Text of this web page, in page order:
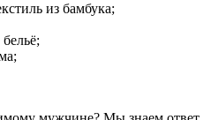
из бамбука;